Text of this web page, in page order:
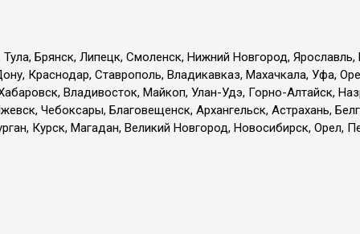
Тула, Брянск, Липецк, Смоленск, Нижний Новгород,
Краснодар, Ставрополь, Владикавказ, Махачкала, Уфа,
Владивосток, Майкоп, Улан-Удэ, Горно-Алтайск,
Чебоксары, Благовещенск, Архангельск, Астрахань,
Курск, Магадан, Великий Новгород, Новосибирск, Орел,